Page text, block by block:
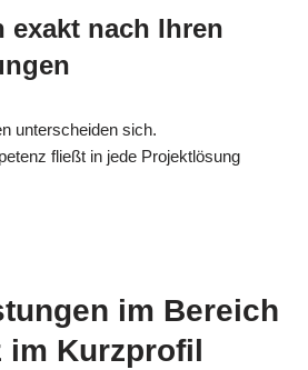
exakt nach Ihren
unterscheiden sich.
fließt in jede Projektlösung
im Bereich
im Kurzprofil